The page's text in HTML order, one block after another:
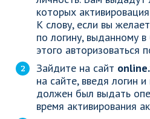
которых
К слову, если вы
по логину, выданному
этого авторизоваться
Зайдите на сайт
на сайте, введя логин
должен был выдать
время активирования